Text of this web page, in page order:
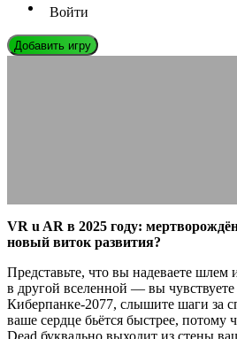
Войти
Добавить игру
VR u AR в 2025 году:
новый виток развития?
Представьте, что вы надеваете шлем
в другой вселенной — вы чувствуете
Киберпанке-2077, слышите шаги за
ваше сердце бьётся быстрее, потому
Dead буквально выходит из стены